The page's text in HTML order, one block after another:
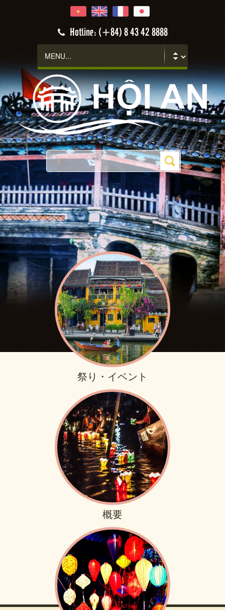
Hotline: (+84) 8 43 42 8888
祭り・イベント
概要